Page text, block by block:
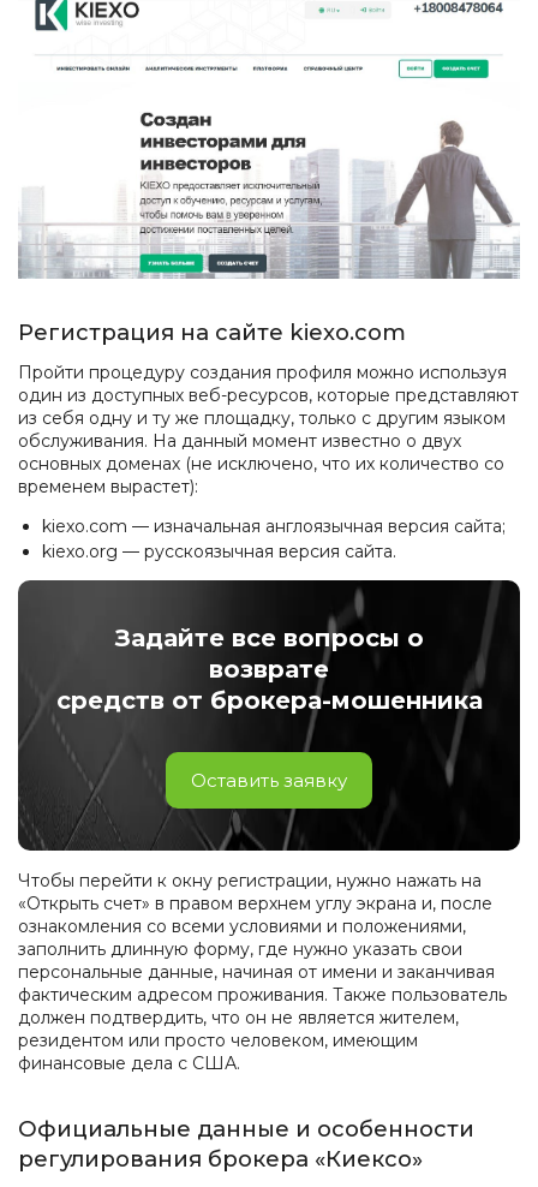
Регистрация на сайте kiexo.com
Пройти процедуру создания профиля можно используя
один из доступных веб-ресурсов, которые представляют
из себя одну и ту же площадку, только с другим языком
обслуживания. На данный момент известно о двух
основных доменах (не исключено, что их количество со
временем вырастет):
kiexo.com — изначальная англоязычная версия сайта;
kiexo.org — русскоязычная версия сайта.
Задайте все вопросы о
возврате
средств от брокера-мошенника
Оставить заявку
Чтобы перейти к окну регистрации, нужно нажать на
«Открыть счет» в правом верхнем углу экрана и, после
ознакомления со всеми условиями и положениями,
заполнить длинную форму, где нужно указать свои
персональные данные, начиная от имени и заканчивая
фактическим адресом проживания. Также пользователь
должен подтвердить, что он не является жителем,
резидентом или просто человеком, имеющим
финансовые дела с США.
Официальные данные и особенности
регулирования брокера «Киексо»